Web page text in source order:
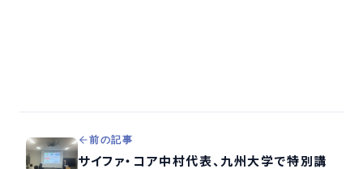
前の記事
サイファ・コア中村代表、九州大学で特別講